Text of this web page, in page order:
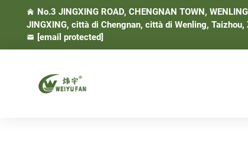
No.3 JINGXING ROAD, CHENGNAN TOWN,
JINGXING, città di Chengnan, città di Wenling, Taizhou,
[email protected]